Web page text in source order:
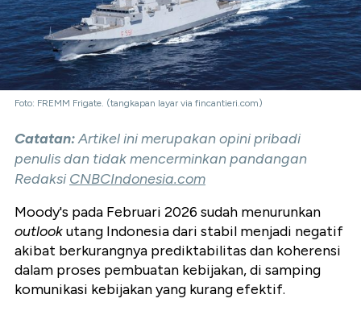
Foto: FREMM Frigate. (tangkapan layar via fincantieri.com)
Catatan:Artikel ini merupakan opini pribadi
penulis dan tidak mencerminkan pandangan
Redaksi CNBCIndonesia.com
Moody's pada Februari 2026 sudah menurunkan
outlookutang Indonesia dari stabil menjadi negatif
akibat berkurangnya prediktabilitas dan koherensi
dalam proses pembuatan kebijakan, di samping
komunikasi kebijakan yang kurang efektif.